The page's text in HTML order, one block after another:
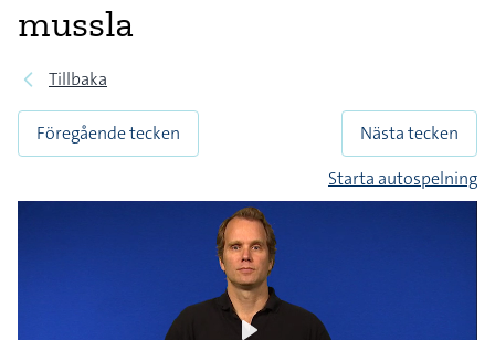
mussla
Tillbaka
Föregående tecken
Nästa tecken
Starta autospelning